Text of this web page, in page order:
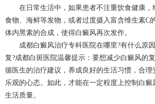
在日常生活中，如果患者不注重饮食健康，
食物、海鲜等发物，或者过度摄入富含维生素C
体内黑素的合成，使得白癜风再次发作。
成都白癜风治疗专科医院在哪里?有什么原
复?成都白斑医院温馨提示：要想减少白癜风的
循医生的治疗建议，养成良好的生活习惯，合理
乐观的心态。如此，才能在一定程度上控制白
生活质量。